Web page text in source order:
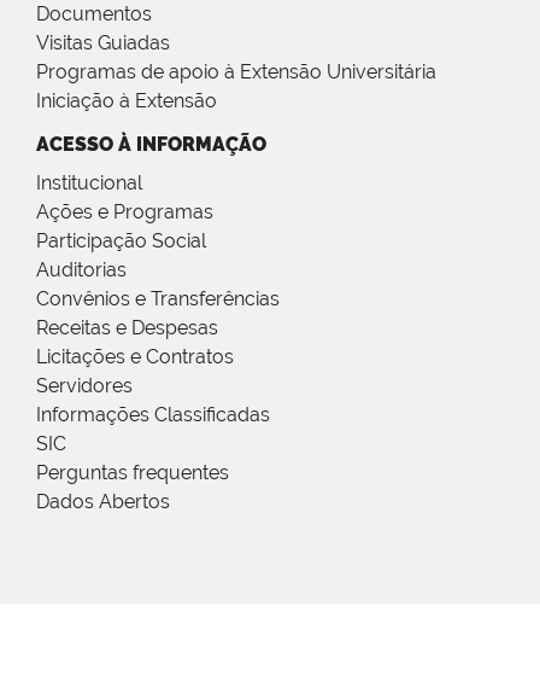
Documentos
Visitas Guiadas
Programas de apoio à Extensão Universitária
Iniciação à Extensão
ACESSO À INFORMAÇÃO
Institucional
Ações e Programas
Participação Social
Auditorias
Convênios e Transferências
Receitas e Despesas
Licitações e Contratos
Servidores
Informações Classificadas
SIC
Perguntas frequentes
Dados Abertos